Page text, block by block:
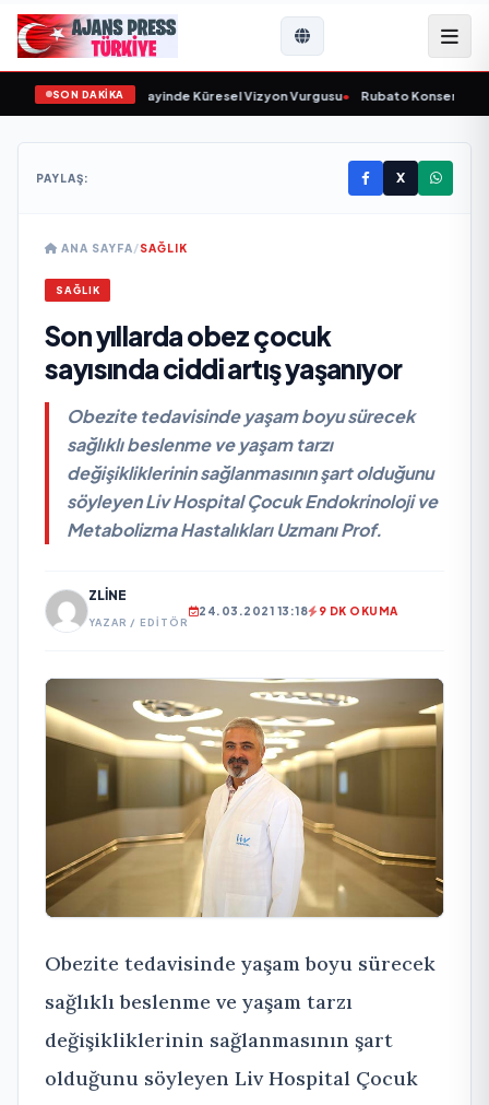
SON DAKİKA
ve Savunma Sanayinde Küresel Vizyon Vurgusu• Rubato Konser Serisi
PAYLAŞ: X
ANA SAYFA/SAĞLIK
SAĞLIK
Son yıllarda obez çocuk
sayısında ciddi artış yaşanıyor
Obezite tedavisinde yaşam boyu sürecek
sağlıklı beslenme ve yaşam tarzı
değişikliklerinin sağlanmasının şart olduğunu
söyleyen Liv Hospital Çocuk Endokrinoloji ve
Metabolizma Hastalıkları Uzmanı Prof.
ZLINE
YAZAR / EDITÖR
24.03.2021 13:18 9 DK OKUMA
Obezite tedavisinde yaşam boyu sürecek
sağlıklı beslenme ve yaşam tarzı
değişikliklerinin sağlanmasının şart
olduğunu söyleyen Liv Hospital Çocuk